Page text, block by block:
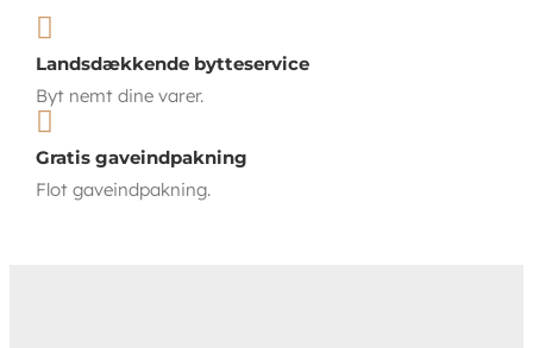

Landsdækkende bytteservice
Byt nemt dine varer.

Gratis gaveindpakning
Flot gaveindpakning.